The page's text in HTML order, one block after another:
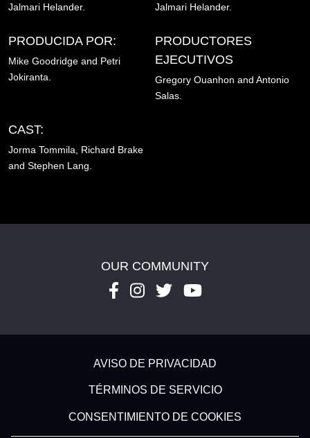
Jalmari Helander. Jalmari Helander.
PRODUCIDA POR:
Mike Goodridge and Petri
Jokiranta.
PRODUCTORES
EJECUTIVOS
Gregory Ouanhon and Antonio
Salas.
CAST:
Jorma Tommila,
Richard Brake
and Stephen Lang.
OUR COMMUNITY
Footer - SubfooterAVISO DE PRIVACIDAD
TÉRMINOS DE SERVICIO
CONSENTIMIENTO DE COOKIES